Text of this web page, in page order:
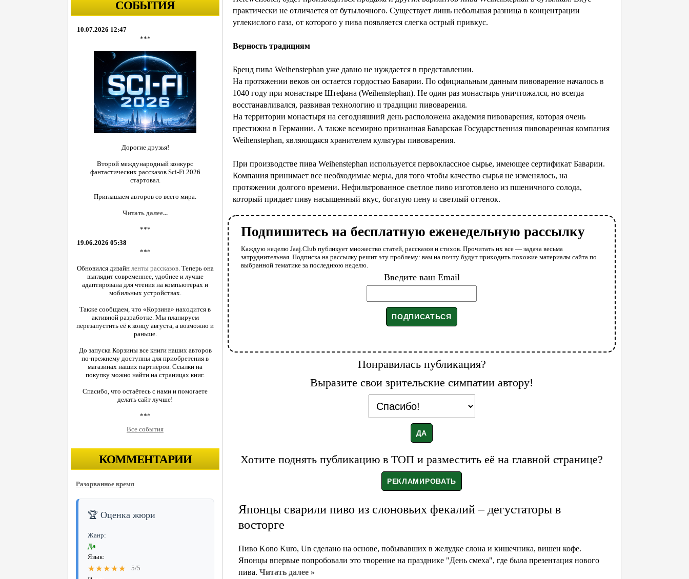
СОБЫТИЯ
10.07.2026 12:47
***
Дорогие друзья!
Второй международный конкурс
фантастических рассказов Sci-Fi 2026
стартовал.
Приглашаем авторов со всего мира.
Читать далее...
***
19.06.2026 05:38
***
Обновился дизайн ленты рассказов. Теперь она
выглядит современнее, удобнее и лучше
адаптирована для чтения на компьютерах и
мобильных устройствах.
Также сообщаем, что «Корзина» находится в
активной разработке. Мы планируем
перезапустить её к концу августа, а возможно и
раньше.
До запуска Корзины все книги наших авторов
по-прежнему доступны для приобретения в
магазинах наших партнёров. Ссылки на
покупку можно найти на страницах книг.
Спасибо, что остаётесь с нами и помогаете
делать сайт лучше!
***
Все события
КОММЕНТАРИИ
Разорванное время
🏆 Оценка жюри
Жанр:
Да
Язык:
★★★★★
5/5
практически не отличается от бутылочного. Существует лишь небольшая разница в концентрации
углекислого газа, от которого у пива появляется слегка острый привкус.
Верность традициям
Бренд пива Weihenstephan уже давно не нуждается в представлении.
На протяжении веков он остается гордостью Баварии. По официальным данным пивоварение началось в
1040 году при монастыре Штефана (Weihenstephan). Не один раз монастырь уничтожался, но всегда
восстанавливался, развивая технологию и традиции пивоварения.
На территории монастыря на сегодняшний день расположена академия пивоварения, которая очень
престижна в Германии. А также всемирно признанная Баварская Государственная пивоваренная компания
Weihenstephan, являющаяся хранителем культуры пивоварения.
При производстве пива Weihenstephan используется первоклассное сырье, имеющее сертификат Баварии.
Компания принимает все необходимые меры, для того чтобы качество сырья не изменялось, на
протяжении долгого времени. Нефильтрованное светлое пиво изготовлено из пшеничного солода,
который придает пиву насыщенный вкус, богатую пену и светлый оттенок.
Подпишитесь на бесплатную еженедельную рассылку
Каждую неделю Jaaj.Club публикует множество статей, рассказов и стихов. Прочитать их все — задача весьма
затруднительная. Подписка на рассылку решит эту проблему: вам на почту будут приходить похожие материалы сайта по
выбранной тематике за последнюю неделю.
Введите ваш Email
Понравилась публикация?
Выразите свои зрительские симпатии автору!
Хотите поднять публикацию в ТОП и разместить её на главной странице?
Японцы сварили пиво из слоновьих фекалий – дегустаторы в
восторге
Пиво Kono Kuro, Un сделано на основе, побывавших в желудке слона и кишечника, вишен кофе.
Японцы впервые попробовали это творение на празднике "День смеха", где была презентация нового
пива. Читать далее »